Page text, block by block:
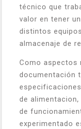
técnico que
valor en tener
distintos
almacenaje de
Como aspectos
documentación
de
de
experimentado